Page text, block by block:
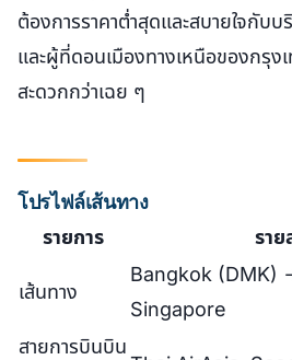
ต้องการราคาต่ำสุดและสบายใจกับ
และผู้ที่ดอนเมืองทางเหนือของกรุง
สะดวกกว่าเฉย ๆ
โปรไฟล์เส้นทาง
รายการ ราย
เส้นทาง
Bangkok (DMK)
Singapore
สายการบินบิน